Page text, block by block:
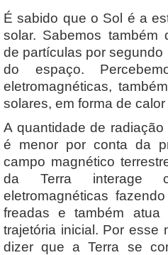
É sabido que o Sol é a
solar. Sabemos também
de partículas por
do espaço.
eletromagnéticas,
solares, em forma de calor
A quantidade de
é menor por conta da
campo magnético
da Terra interage
eletromagnéticas
freadas e também atua
trajetória inicial. Por esse
dizer que a Terra se